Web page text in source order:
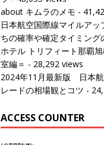
about キムラのメモ -
日本航空国際線マイルア
ちの確率や確定タイミング
ホテル トリフィート那覇
室編＝ - 28,292 views
2024年11月最新版 日本
レードの相場観とコツ -
ACCESS COUNTER